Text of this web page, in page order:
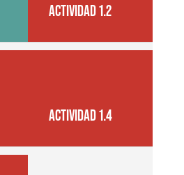
ACTIVIDAD 1.2
ACTIVIDAD 1.4